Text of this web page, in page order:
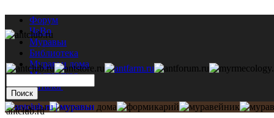
Форум
ЧаВо
Муравьи
Библиотека
Муравьи дома
Мастерская
Каталог
antclub.ru